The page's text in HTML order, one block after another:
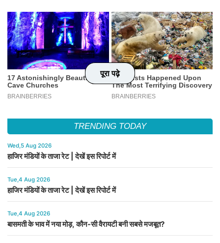
पूरा पढ़े
पूरा पढ़े
पूरा पढ़े
पूरा पढ़े
TRENDING TODAY
Wed,5 Aug 2026
हाजिर मंडियों के ताजा रेट | देखें इस रिपोर्ट में
Tue,4 Aug 2026
हाजिर मंडियों के ताजा रेट | देखें इस रिपोर्ट में
Tue,4 Aug 2026
बासमती के भाव में नया मोड़, कौन-सी वैरायटी बनी सबसे मजबूत?